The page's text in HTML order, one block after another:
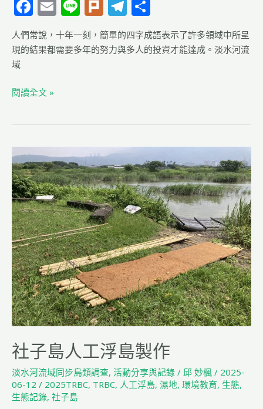
F
a
c
e
b
o
o
E
m
ai
l
Li
n
e
Pl
u
rk
T
el
e
g
享
人們常說，十年一刻，簡單的四字成語表示了許多領域中所呈
現的結果都需要多年的努力與多人的投資才能達成。淡水河流
域
閱讀全文 »
社子島人工浮島製作
淡水河流域同步鳥類調查, 活動分享與記錄 / 邱 妙楓 / 2025-
06-12 / 2025TRBC, TRBC, 人工浮島, 濕地, 環境教育, 生態,
生態記錄, 社子島
社
子
島
人
工
浮
島
製
作